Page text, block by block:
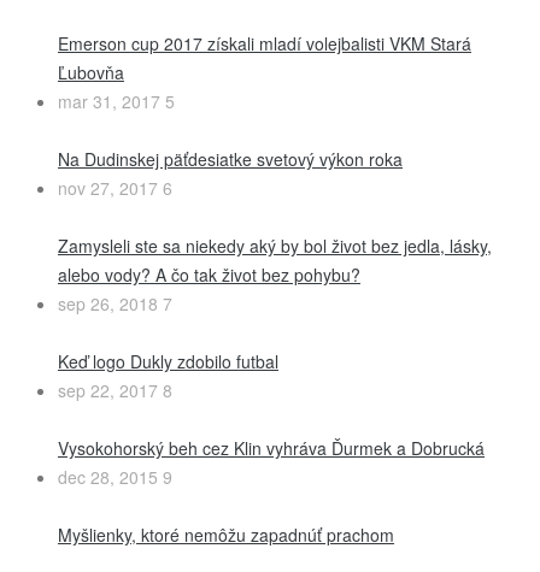
Emerson cup 2017 získali mladí volejbalisti VKM Stará
Ľubovňa
mar 31, 2017 5
Na Dudinskej päťdesiatke svetový výkon roka
nov 27, 2017 6
Zamysleli ste sa niekedy aký by bol život bez jedla, lásky,
alebo vody? A čo tak život bez pohybu?
sep 26, 2018 7
Keď logo Dukly zdobilo futbal
sep 22, 2017 8
Vysokohorský beh cez Klin vyhráva Ďurmek a Dobrucká
dec 28, 2015 9
Myšlienky, ktoré nemôžu zapadnúť prachom